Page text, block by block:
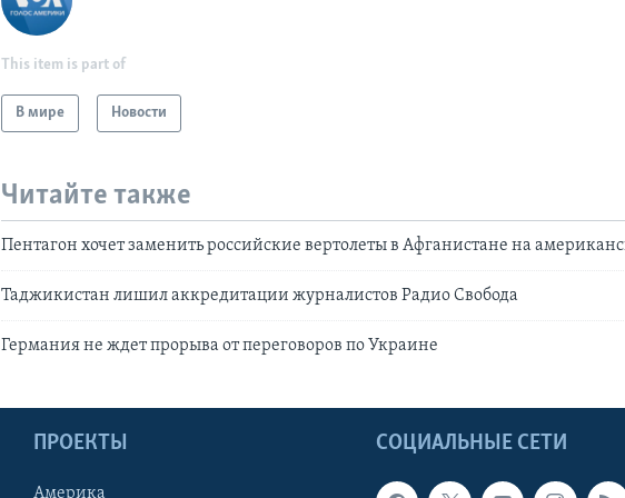
This item is part of
В мире Новости
Читайте также
Пентагон хочет заменить российские вертолеты в Афганистане на
Таджикистан лишил аккредитации журналистов Радио Свобода
Германия не ждет прорыва от переговоров по Украине
СОЦИАЛЬНЫЕ СЕТИ
ПРОЕКТЫ
Америка